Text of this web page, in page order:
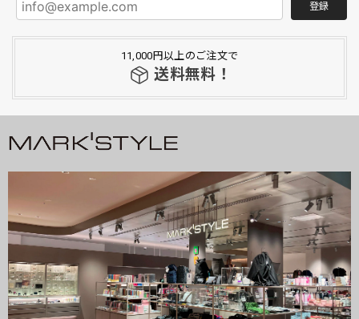
登録
11,000円以上のご注文で
送料無料！